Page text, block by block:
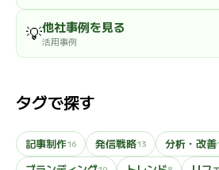
💡他社事例を見る
活用事例
タグで探す
記事制作16 発信戦略13 分析・改善